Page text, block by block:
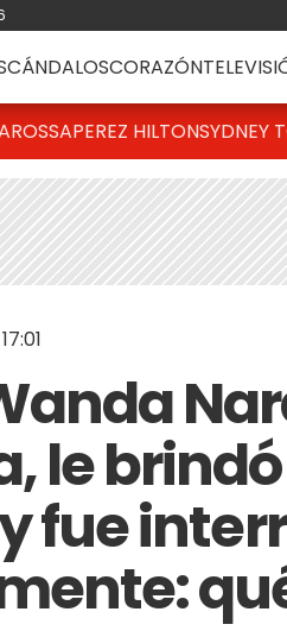
CORAZÓN
PEREZ HILTONSYDNEY
le
fue